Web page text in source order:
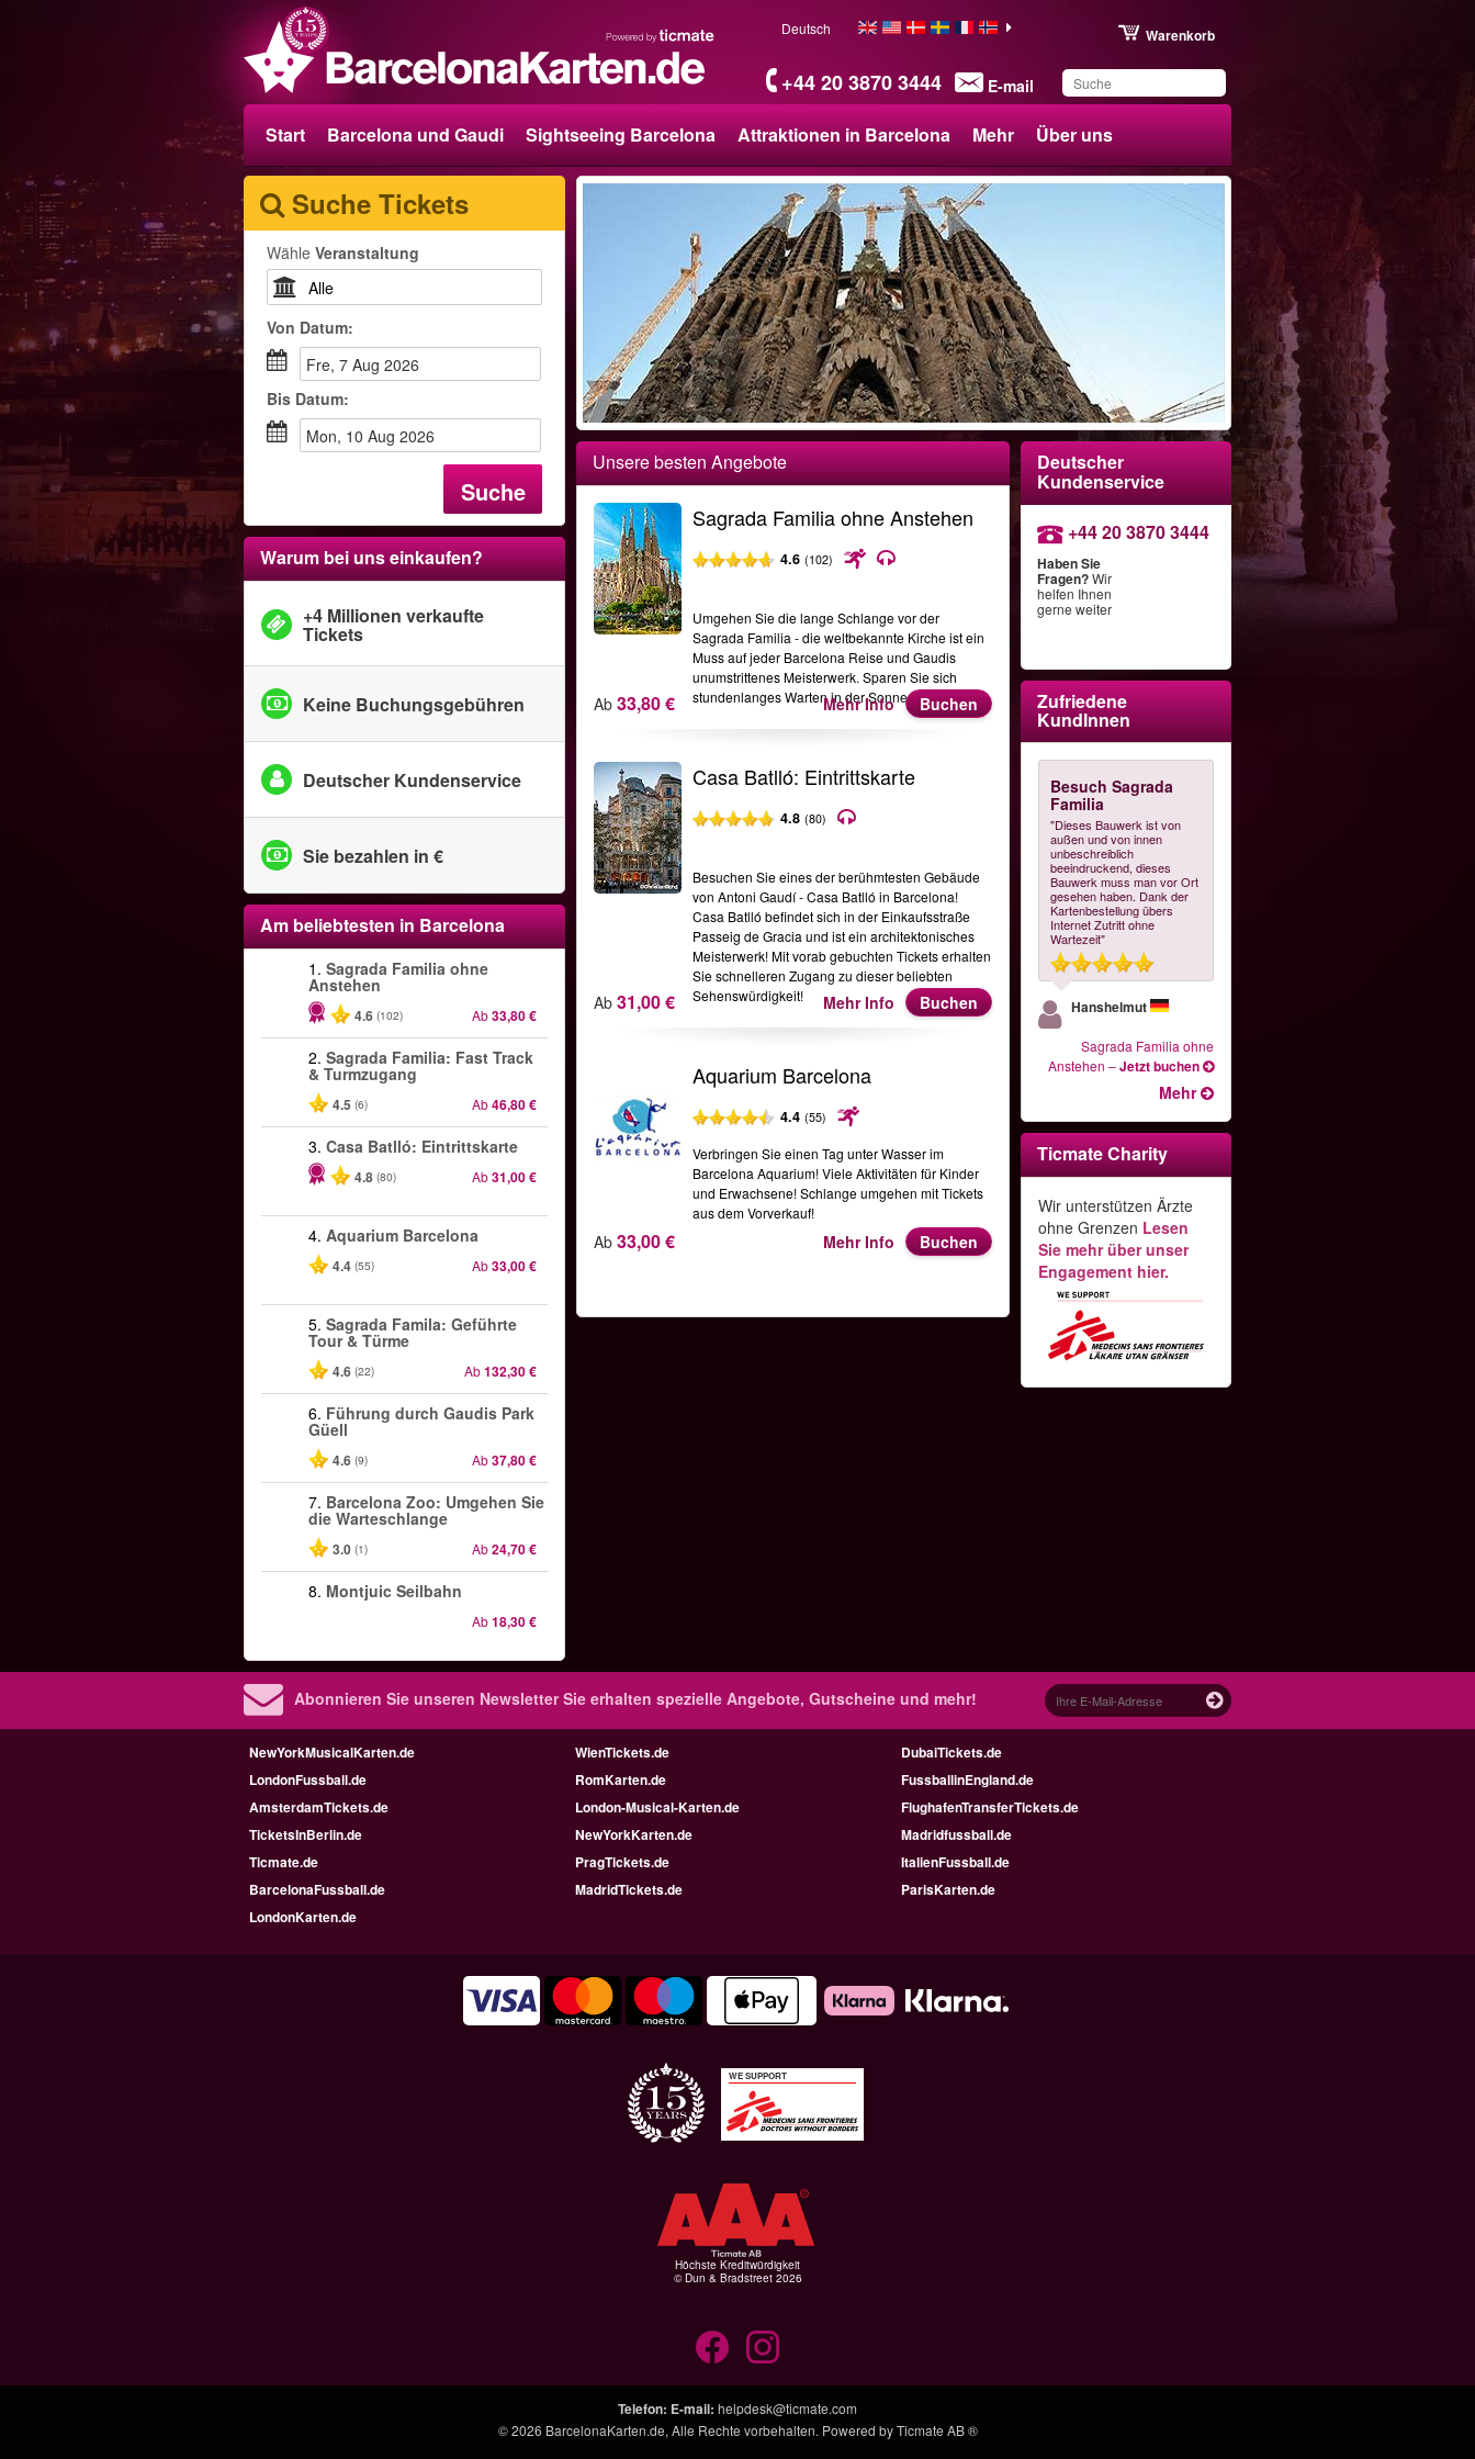
+44 20 3870 3444 E-mail
Warenkorb
Deutsch
Start Barcelona und Gaudi Sightseeing Barcelona Attraktionen in Barcelona Mehr Über uns
Suche Tickets
Wähle Veranstaltung
Von Datum:
Fre, 7 Aug 2026
Bis Datum:
Mon, 10 Aug 2026
Suche
Warum bei uns einkaufen?
+4 Millionen verkaufte
Tickets
Keine Buchungsgebühren
Deutscher Kundenservice
Sie bezahlen in €
Am beliebtesten inBarcelona
1. Sagrada Familia ohne
Anstehen
4.6 (102) Ab33,80 €
2. Sagrada Familia: Fast Track
& Turmzugang
4.5 (6) Ab46,80 €
3. Casa Batlló: Eintrittskarte
4.8 (80) Ab31,00 €
4. Aquarium Barcelona
4.4 (55) Ab33,00 €
5. Sagrada Famila: Geführte
Tour & Türme
4.6 (22) Ab132,30 €
6. Führung durch Gaudis Park
Güell
4.6 (9) Ab37,80 €
7. Barcelona Zoo: Umgehen Sie
die Warteschlange
3.0 (1) Ab24,70 €
8. Montjuic Seilbahn
Ab18,30 €
Unsere besten Angebote
Sagrada Familia ohne Anstehen
4.6 (102)
Umgehen Sie die lange Schlange vor der
Sagrada Familia - die weltbekannte Kirche ist ein
Muss auf jeder Barcelona Reise und Gaudis
unumstrittenes Meisterwerk. Sparen Sie sich
stundenlanges Warten in der Sonne Barcelonas!
Ab 33,80 € Mehr Info Buchen
Casa Batlló: Eintrittskarte
4.8 (80)
Besuchen Sie eines der berühmtesten Gebäude
von Antoni Gaudí - Casa Batlló in Barcelona!
Casa Batlló befindet sich in der Einkaufsstraße
Passeig de Gracia und ist ein architektonisches
Meisterwerk! Mit vorab gebuchten Tickets erhalten
Sie schnelleren Zugang zu dieser beliebten
Sehenswürdigkeit!
Ab 31,00 € Mehr Info Buchen
Aquarium Barcelona
4.4 (55)
Verbringen Sie einen Tag unter Wasser im
Barcelona Aquarium! Viele Aktivitäten für Kinder
und Erwachsene! Schlange umgehen mit Tickets
aus dem Vorverkauf!
Ab 33,00 € Mehr Info Buchen
Deutscher
Kundenservice
+44 20 3870 3444
Haben Sie
Fragen?Wir
helfen Ihnen
gerne weiter
Zufriedene
KundInnen
Besuch Sagrada
Familia
"Dieses Bauwerk ist von
außen und von innen
unbeschreiblich
beeindruckend, dieses
Bauwerk muss man vor Ort
gesehen haben. Dank der
Kartenbestellung übers
Internet Zutritt ohne
Wartezeit"
Hanshelmut
Sagrada Familia ohne
Anstehen –Jetzt buchen
Mehr
Ticmate Charity
Wir unterstützen Ärzte
ohne Grenzen Lesen
Sie mehr über unser
Engagement hier.
Abonnieren Sie unseren NewsletterSie erhalten spezielle Angebote, Gutscheine und mehr!
NewYorkMusicalKarten.de WienTickets.de
DubaiTickets.de
LondonFussball.de
RomKarten.de
FussballinEngland.de
AmsterdamTickets.de
London-Musical-Karten.de
FlughafenTransferTickets.de
TicketsInBerlin.de
NewYorkKarten.de
Madridfussball.de
Ticmate.de
PragTickets.de
ItalienFussball.de
BarcelonaFussball.de
MadridTickets.de
ParisKarten.de
LondonKarten.de
WE SUPPORT
Höchste Kreditwürdigkeit
© Dun & Bradstreet 2026
Telefon: E-mail: helpdesk@ticmate.com
© 2026 BarcelonaKarten.de, Alle Rechte vorbehalten. Powered byTicmate AB ®